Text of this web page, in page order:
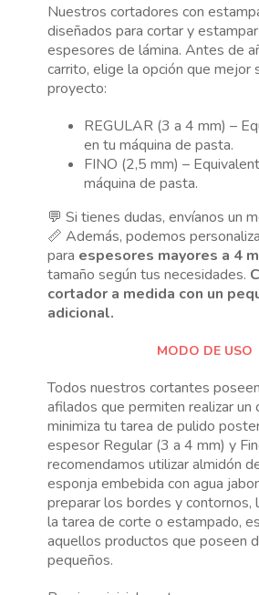
Nuestros cortadores con
diseñados para cortar y
espesores de lámina. Antes de
carrito, elige la opción que mejor
proyecto:
REGULAR (3 a 4 mm) –
en tu máquina de pasta.
FINO (2,5 mm) –
máquina de pasta.
💬 Si tienes dudas, envíanos un
📏 Además, podemos
para espesores mayores a 4
tamaño según tus necesidades.
cortador a medida con un
adicional.
MODO DE USO
Todos nuestros cortantes
afilados que permiten realizar un
minimiza tu tarea de pulido
espesor Regular (3 a 4 mm) y
recomendamos utilizar almidón
esponja embebida con agua
preparar los bordes y contornos,
la tarea de corte o estampado,
aquellos productos que poseen
pequeños.